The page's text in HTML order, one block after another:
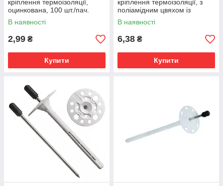
кріплення термоізоляції,
оцинкована, 100 шт./пач.
В наявності
2,99 ₴
Купити
кріплення термоізоляції, з
поліамідним цвяхом із
довгою розпірною зоною, 250
шт./пач.
В наявності
6,38 ₴
Купити